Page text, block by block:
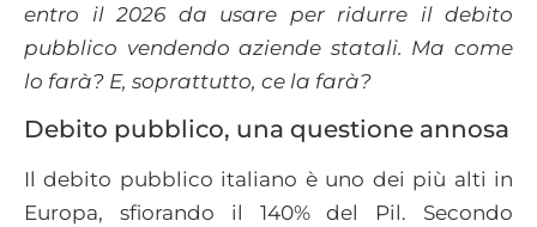
entro il 2026 da usare per ridurre il debito
pubblico vendendo aziende statali. Ma come
lo farà? E, soprattutto, ce la farà?
Debito pubblico, una questione annosa
Il debito pubblico italiano è uno dei più alti in
Europa, sfiorando il 140% del Pil. Secondo